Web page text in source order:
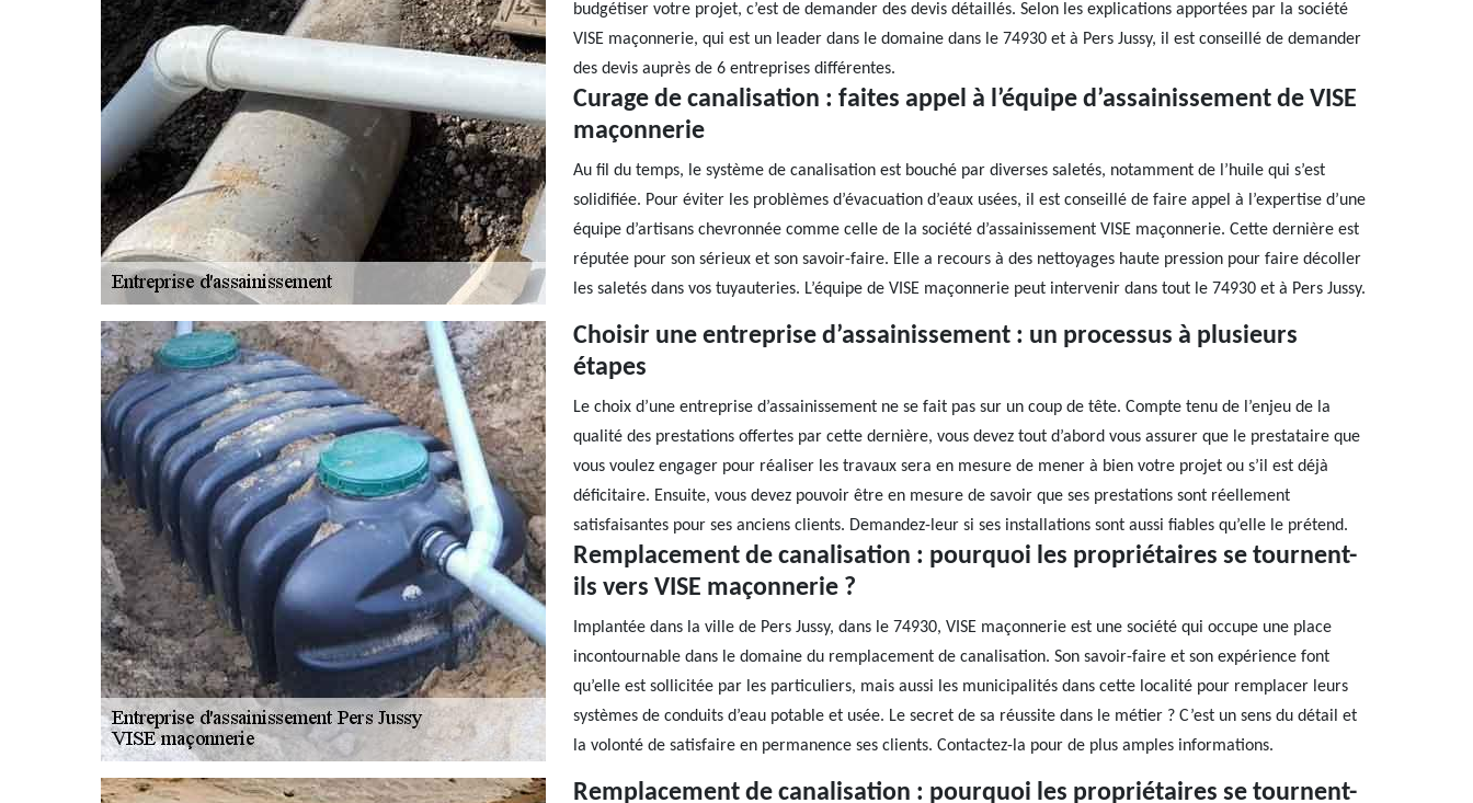
budgétiser votre projet, c’est de demander des devis détaillés. Selon les explications apportées par la société
VISE maçonnerie, qui est un leader dans le domaine dans le 74930 et à Pers Jussy, il est conseillé de demander
des devis auprès de 6 entreprises différentes.
Curage de canalisation : faites appel à l’équipe d’assainissement de VISE
maçonnerie
Au fil du temps, le système de canalisation est bouché par diverses saletés, notamment de l’huile qui s’est
solidifiée. Pour éviter les problèmes d’évacuation d’eaux usées, il est conseillé de faire appel à l’expertise d’une
équipe d’artisans chevronnée comme celle de la société d’assainissement VISE maçonnerie. Cette dernière est
réputée pour son sérieux et son savoir-faire. Elle a recours à des nettoyages haute pression pour faire décoller
les saletés dans vos tuyauteries. L’équipe de VISE maçonnerie peut intervenir dans tout le 74930 et à Pers Jussy.
Choisir une entreprise d’assainissement : un processus à plusieurs
étapes
Le choix d’une entreprise d’assainissement ne se fait pas sur un coup de tête. Compte tenu de l’enjeu de la
qualité des prestations offertes par cette dernière, vous devez tout d’abord vous assurer que le prestataire que
vous voulez engager pour réaliser les travaux sera en mesure de mener à bien votre projet ou s’il est déjà
déficitaire. Ensuite, vous devez pouvoir être en mesure de savoir que ses prestations sont réellement
satisfaisantes pour ses anciens clients. Demandez-leur si ses installations sont aussi fiables qu’elle le prétend.
Remplacement de canalisation : pourquoi les propriétaires se tournent-
ils vers VISE maçonnerie ?
Implantée dans la ville de Pers Jussy, dans le 74930, VISE maçonnerie est une société qui occupe une place
incontournable dans le domaine du remplacement de canalisation. Son savoir-faire et son expérience font
qu’elle est sollicitée par les particuliers, mais aussi les municipalités dans cette localité pour remplacer leurs
systèmes de conduits d’eau potable et usée. Le secret de sa réussite dans le métier ? C’est un sens du détail et
la volonté de satisfaire en permanence ses clients. Contactez-la pour de plus amples informations.
Remplacement de canalisation : pourquoi les propriétaires se tournent-